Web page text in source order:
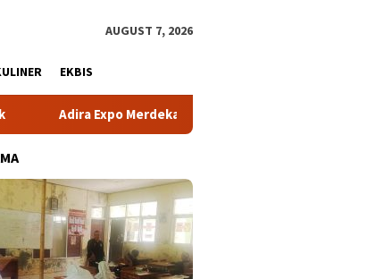
AUGUST 7, 2026
EKBIS
Expo Merdeka Tawarkan Bunga 1,76 Persen